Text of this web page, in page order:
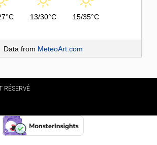
13/30°C 15/35°C
Data from MeteoArt.com
RÉSERVÉ